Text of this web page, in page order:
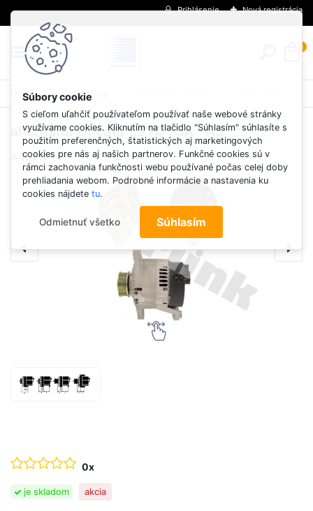
S cieľom uľahčiť používateľom používať naše webové stránky
využívame cookies. Kliknutím na tlačidlo "Súhlasím" súhlasíte s
použitím preferenčných, štatistických aj marketingových
cookies pre nás aj našich partnerov. Funkčné cookies sú v
rámci zachovania funkčnosti webu používané počas celej doby
prehliadania webom. Podrobné informácie a nastavenia ku
cookies nájdete tu.
Odmietnuť všetko Súhlasím
Prihlásenie Nová registrácia
0
Úvod Alternátory
alternátor Ducato 1,9TD 75A - AS
A4006
je skladom akcia
0x